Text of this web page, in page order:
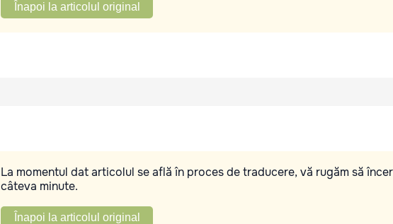
Înapoi la articolul original
La momentul dat articolul se află în proces de traducere, vă rugăm să
câteva minute.
Înapoi la articolul original